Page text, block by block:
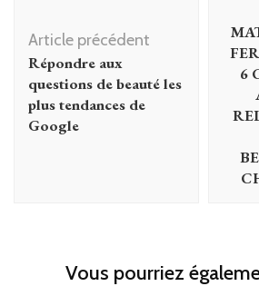
Article précédent
Répondre aux
questions de beauté les
plus tendances de
Google
6
Vous pourriez